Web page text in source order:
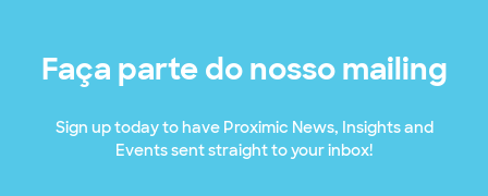
Faça parte do nosso mailing
Sign up today to have Proximic News, Insights and
Events sent straight to your inbox!